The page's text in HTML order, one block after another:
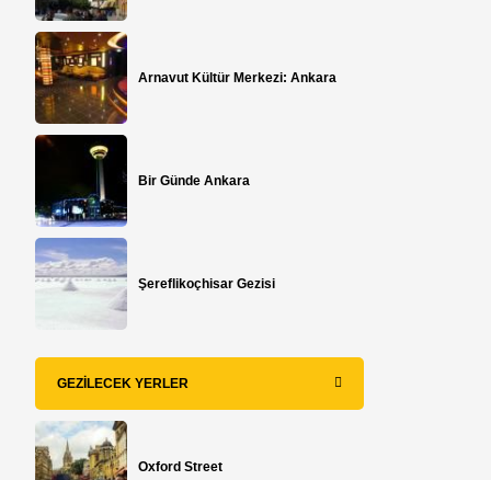
Arnavut Kültür Merkezi: Ankara
Bir Günde Ankara
Şereflikoçhisar Gezisi
GEZILECEK YERLER
Oxford Street